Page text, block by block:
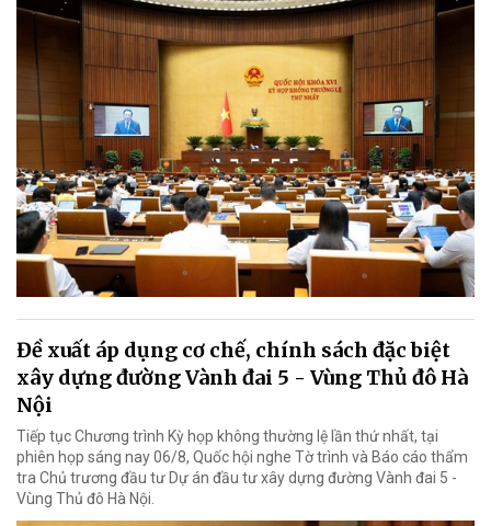
Đề xuất áp dụng cơ chế, chính sách đặc biệt
xây dựng đường Vành đai 5 - Vùng Thủ đô Hà
Nội
Tiếp tục Chương trình Kỳ họp không thường lệ lần thứ nhất, tại
phiên họp sáng nay 06/8, Quốc hội nghe Tờ trình và Báo cáo thẩm
tra Chủ trương đầu tư Dự án đầu tư xây dựng đường Vành đai 5 -
Vùng Thủ đô Hà Nội.